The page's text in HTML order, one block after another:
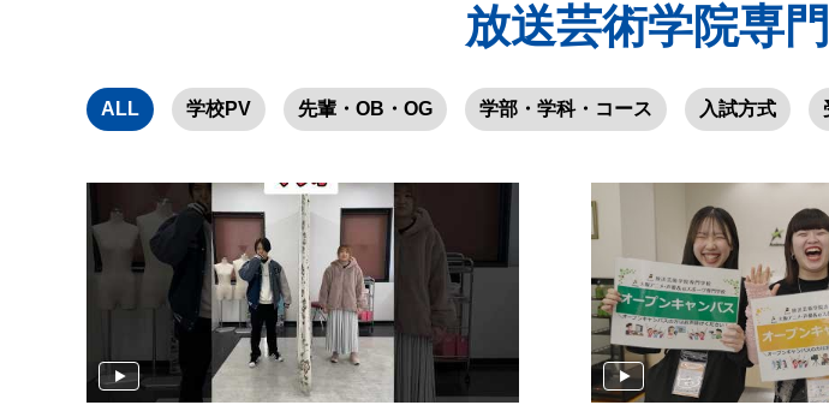
放送芸術学院専
ALL 学校PV 先輩・OB・OG 学部・学科・コース 入試方式